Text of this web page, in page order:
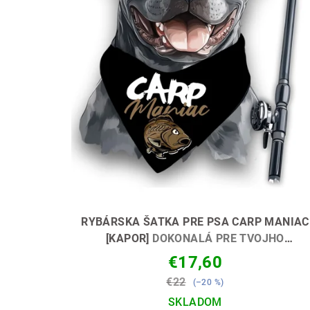
o
v
u
k
t
vRYBÁRSKA ŠATKA PRE PSA CARP MANIAC
[KAPOR] DOKONALÁ PRE TVOJHO
ŠTVORNOHÉHO PARŤÁKA 🐶🎣
€17,60
€22 (–20 %)
SKLADOM